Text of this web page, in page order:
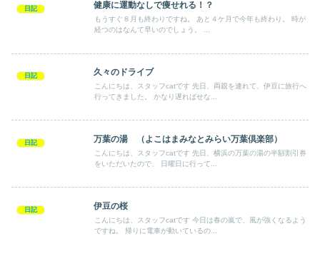
日記 健康に運動なしで痩せれる！？
もうすぐ８月も終わりですね。 あと４ケ月で今年も終わり。 時が
経つのはなんて早いのでしょう。 ...
日記 久々のドライブ
こんにちは、スタッフcatです 先日、両親を連れて、伊豆に旅行へ
行ってきました。 かなり遅ればせな...
日記 万葉の湯 （よこはまみなとみらい万葉倶楽部）
こんにちは、スタッフcatです 先日、横浜の万葉の湯の半額割引券
をいただいたので、 日曜日に行って...
日記 伊豆の桜
こんにちは、スタッフcatです 今日は春の嵐で、風が強くなるよう
ですね。 帰りに電車が動いているの...